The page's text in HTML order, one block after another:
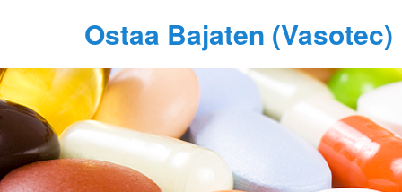
Ostaa Bajaten